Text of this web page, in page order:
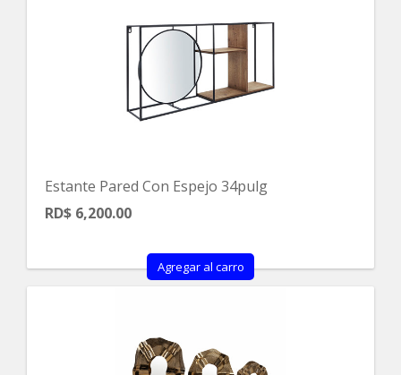
Estante Pared Con Espejo 34pulg
RD$ 6,200.00
Agregar al carro